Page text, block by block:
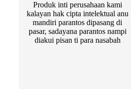
Produk inti perusahaan kami
kalayan hak cipta intelektual anu
mandiri parantos dipasang di
pasar, sadayana parantos nampi
diakui pisan ti para nasabah